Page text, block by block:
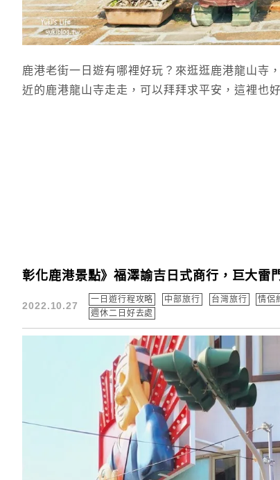
鹿港老街一日遊有哪裡好玩？來逛逛鹿港龍山寺
近的鹿港龍山寺走走，可以拜拜求平安，這裡也
彰化鹿港景點》福澤諭吉日式商行，巨大雷
2022.10.27
一日遊行程攻略 中部旅行 台灣旅行
情侶
週休二日好去處